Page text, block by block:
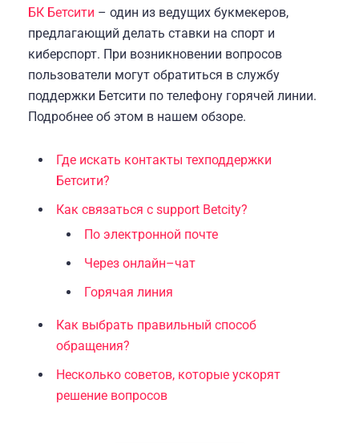
БК Бетсити – один из ведущих букмекеров,
предлагающий делать ставки на спорт и
киберспорт. При возникновении вопросов
пользователи могут обратиться в службу
поддержки Бетсити по телефону горячей линии.
Подробнее об этом в нашем обзоре.
Где искать контакты техподдержки
Бетсити?
Как связаться с support Betcity?
По электронной почте
Через онлайн–чат
Горячая линия
Как выбрать правильный способ
обращения?
Несколько советов, которые ускорят
решение вопросов